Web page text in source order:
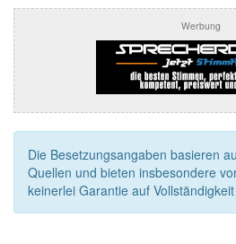
Werbung
Die Besetzungsangaben basieren
Quellen und bieten insbesondere
keinerlei Garantie auf